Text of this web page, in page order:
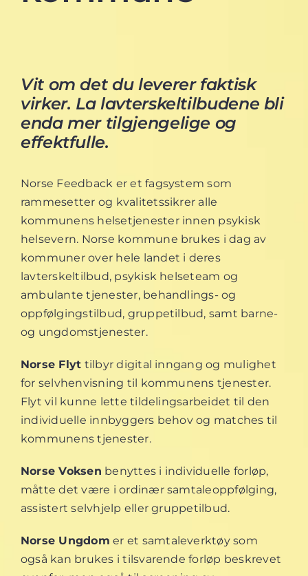
Vit om det du leverer faktisk
virker. La lavterskeltilbudene bli
enda mer tilgjengelige og
effektfulle.
Norse Feedback er et fagsystem som
rammesetter og kvalitetssikrer alle
kommunens helsetjenester innen psykisk
helsevern. Norse kommune brukes i dag av
kommuner over hele landet i deres
lavterskeltilbud, psykisk helseteam og
ambulante tjenester, behandlings- og
oppfølgingstilbud, gruppetilbud, samt barne-
og ungdomstjenester.
Norse Flyt tilbyr digital inngang og mulighet
for selvhenvisning til kommunens tjenester.
Flyt vil kunne lette tildelingsarbeidet til den
individuelle innbyggers behov og matches til
kommunens tjenester.
Norse Voksen benyttes i individuelle forløp,
måtte det være i ordinær samtaleoppfølging,
assistert selvhjelp eller gruppetilbud.
Norse Ungdom er et samtaleverktøy som
også kan brukes i tilsvarende forløp beskrevet